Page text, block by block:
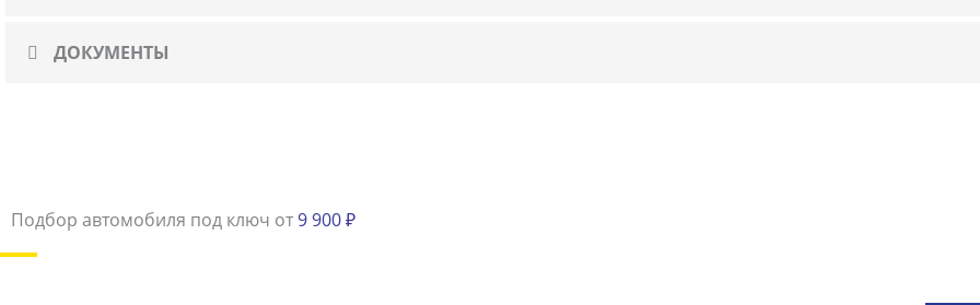
ДОКУМЕНТЫ
Подбор автомобиля под ключ от9 900 ₽